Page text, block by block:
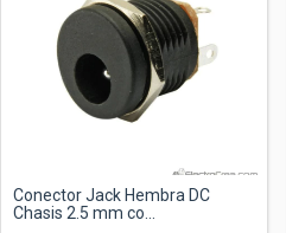
Conector Jack Hembra DC
Chasis 2.5 mm co...